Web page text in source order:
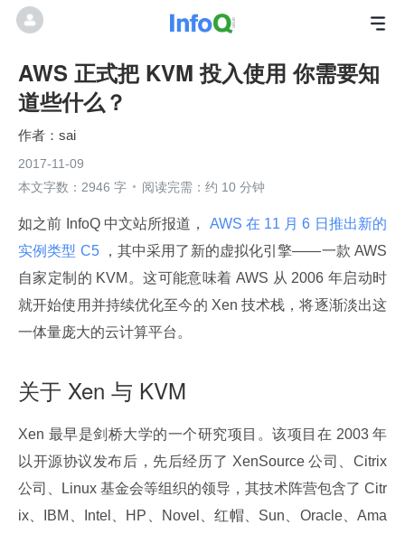
AWS 正式把 KVM 投入使用 你需要知
道些什么？
sai
2017-11-09
本文字数：2946 字
阅读完需：约 10 分钟
如之前 InfoQ 中文站所报道，
AWS 在 11 月 6 日推出新的
实例类型 C5
，其中采用了新的虚拟化引擎——一款 AWS
自家定制的 KVM。这可能意味着 AWS 从 2006 年启动时
就开始使用并持续优化至今的 Xen 技术栈，将逐渐淡出这
一体量庞大的云计算平台。
关于 Xen 与 KVM
Xen 最早是剑桥大学的一个研究项目。该项目在 2003 年
以开源协议发布后，先后经历了 XenSource 公司、Citrix
公司、Linux 基金会等组织的领导，其技术阵营包含了 Citr
ix、IBM、Intel、HP、Novel、红帽、Sun、Oracle、Ama